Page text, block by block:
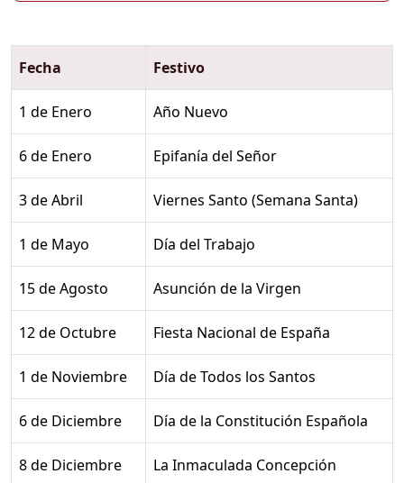
Fecha Festivo
1 de Enero Año Nuevo
6 de Enero Epifanía del Señor
3 de Abril Viernes Santo (Semana Santa)
1 de Mayo Día del Trabajo
15 de Agosto Asunción de la Virgen
12 de Octubre Fiesta Nacional de España
1 de Noviembre Día de Todos los Santos
6 de Diciembre Día de la Constitución Española
8 de Diciembre La Inmaculada Concepción